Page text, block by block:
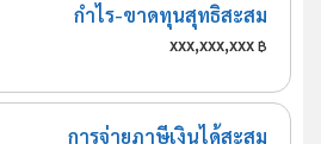
กำไร-ขาดทุนสุทธิสะสม
xxx,xxx,xxx฿
การจ่ายภาษีเงินได้สะสม